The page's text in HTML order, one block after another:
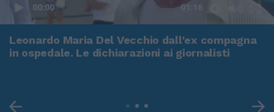
00:00 01:16
Leonardo Maria Del Vecchio dall'ex compagna
in ospedale. Le dichiarazioni ai giornalisti